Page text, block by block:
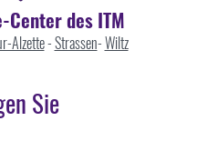
Center des ITM
Alzette-Strassen-Wiltz
Sie